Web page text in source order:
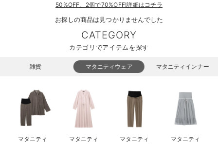
快適機能ウェア特集 トップス
快適機能ウェア特集 ボトムス
何枚あっても嬉しい
長く使えるアイテム
50%OFF、2個で70%OFF!詳細はコチラ
お探しの商品は見つかりませんでした
CATEGORY
カテゴリでアイテムを探す
雑貨 マタニティウェア マタニティインナー
マタニティ
マタニティ
マタニティ
マタニティ